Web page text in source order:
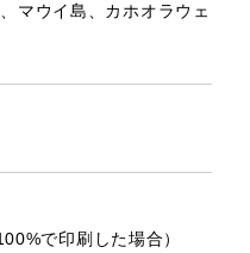
マウイ島、カホオラウェ
で印刷した場合）